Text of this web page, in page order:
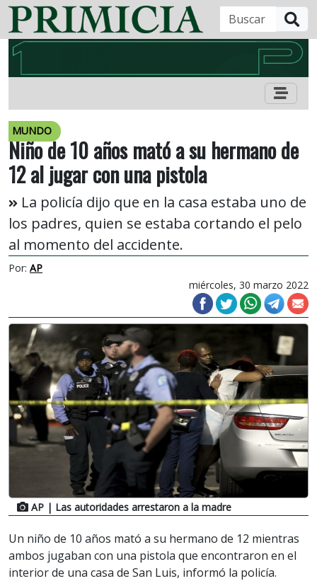
MUNDO
Niño de 10 años mató a su hermano de
12 al jugar con una pistola
La policía dijo que en la casa estaba uno de
los padres, quien se estaba cortando el pelo
al momento del accidente.
Por: AP
miércoles, 30 marzo 2022
AP | Las autoridades arrestaron a la madre
Un niño de 10 años mató a su hermano de 12 mientras
ambos jugaban con una pistola que encontraron en el
interior de una casa de San Luis, informó la policía.